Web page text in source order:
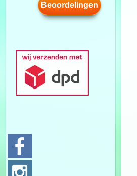
Beoordelingen